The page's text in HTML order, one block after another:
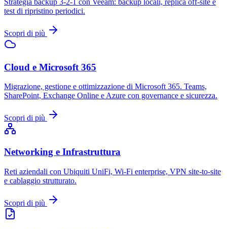
Strategia backup 3-2-1 con Veeam: backup locali, replica off-site e
test di ripristino periodici.
Scopri di più
Cloud e Microsoft 365
Migrazione, gestione e ottimizzazione di Microsoft 365. Teams,
SharePoint, Exchange Online e Azure con governance e sicurezza.
Scopri di più
Networking e Infrastruttura
Reti aziendali con Ubiquiti UniFi, Wi-Fi enterprise, VPN site-to-site
e cablaggio strutturato.
Scopri di più